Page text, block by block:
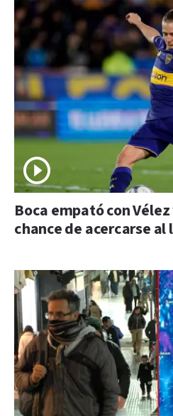
Boca empató con
chance de acercarse al